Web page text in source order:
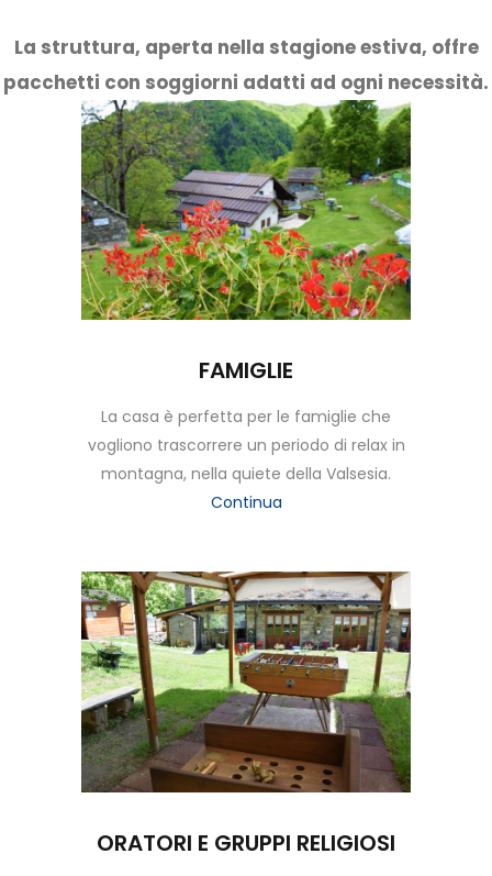
La struttura, aperta nella stagione estiva, offre
pacchetti con soggiorni adatti ad ogni necessità.
FAMIGLIE
La casa è perfetta per le famiglie che
vogliono trascorrere un periodo di relax in
montagna, nella quiete della Valsesia.
Continua
ORATORI E GRUPPI RELIGIOSI